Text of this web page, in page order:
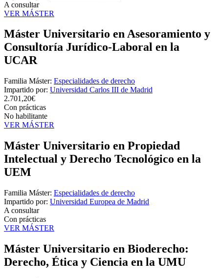
A consultar
VER MÁSTER
Máster Universitario en Asesoramiento y
Consultoría Jurídico-Laboral en la
UCAR
Familia Máster: Especialidades de derecho
Impartido por: Universidad Carlos III de Madrid
2.701,20€
Con prácticas
No habilitante
VER MÁSTER
Máster Universitario en Propiedad
Intelectual y Derecho Tecnológico en la
UEM
Familia Máster: Especialidades de derecho
Impartido por: Universidad Europea de Madrid
A consultar
Con prácticas
VER MÁSTER
Máster Universitario en Bioderecho:
Derecho, Ética y Ciencia en la UMU